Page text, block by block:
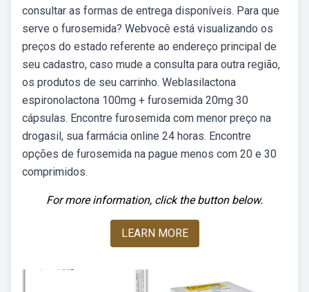
consultar as formas de entrega disponíveis. Para que
serve o furosemida? Webvocê está visualizando os
preços do estado referente ao endereço principal de
seu cadastro, caso mude a consulta para outra região,
os produtos de seu carrinho. Weblasilactona
espironolactona 100mg + furosemida 20mg 30
cápsulas. Encontre furosemida com menor preço na
drogasil, sua farmácia online 24 horas. Encontre
opções de furosemida na pague menos com 20 e 30
comprimidos.
For more information, click the button below.
LEARN MORE